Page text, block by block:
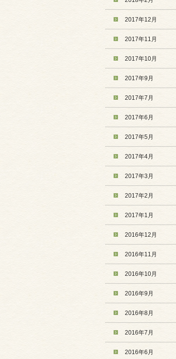
2017年12月
2017年11月
2017年10月
2017年9月
2017年7月
2017年6月
2017年5月
2017年4月
2017年3月
2017年2月
2017年1月
2016年12月
2016年11月
2016年10月
2016年9月
2016年8月
2016年7月
2016年6月